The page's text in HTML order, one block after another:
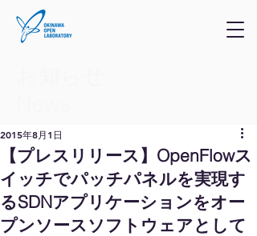
【プレスリリース】OpenFlowス
イッチでパッチパネルを実現す
るSDNアプリケーションをオー
プンソースソフトウェアとして
2015年8月1日